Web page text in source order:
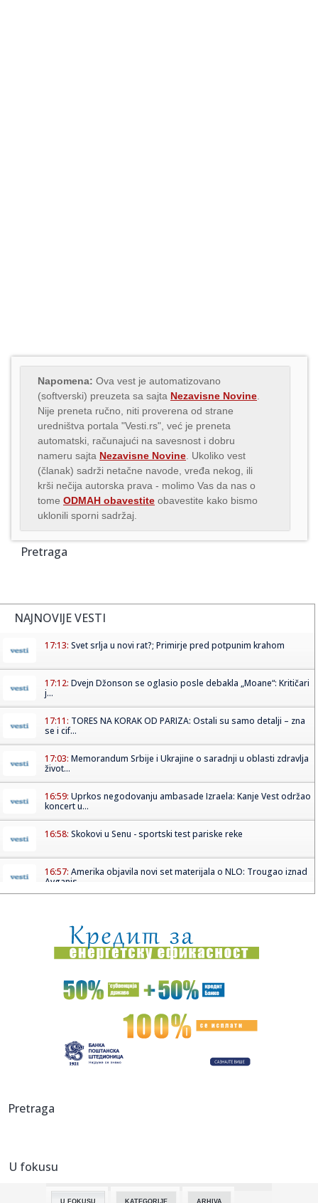
Napomena: Ova vest je automatizovano
(softverski) preuzeta sa sajta Nezavisne Novine
Nije preneta ručno, niti proverena od strane
uredništva portala "Vesti.rs", već je preneta
automatski, računajući na savesnost i dobru
nameru sajta Nezavisne Novine . Ukoliko vest
(članak) sadrži netačne navode, vređa nekog, ili
krši nečija autorska prava - molimo Vas da nas o
tome ODMAH obavestite obavestite kako bismo
uklonili sporni sadržaj.
Pretraga
NAJNOVIJE VESTI
17:13: Svet srlja u novi rat?; Primirje pred potpunim krahom
17:12: Dvejn Džonson se oglasio posle debakla „Moane“: Kritičari
j...
17:11: TORES NA KORAK OD PARIZA: Ostali su samo detalji – zna
se i cif...
17:03: Memorandum Srbije i Ukrajine o saradnji u oblasti zdravlja
život...
16:59: Uprkos negodovanju ambasade Izraela: Kanje Vest održao
koncert u...
16:58: Skokovi u Senu - sportski test pariske reke
16:57: Amerika objavila novi set materijala o NLO: Trougao iznad
Avganis...
16:52:Trener Minesote o Goberu: "Žalosno je koliko kritika
dobija"
16:48:Broj žrtava pucnjave u školi na Tajlandu porastao na devet
Saša Tomić SRCE Vranje: Troškovi za građane i parking, a
16:43:Haos kod Omana: Nepoznati projektil pogodio brod FOTO
16:42:
Pretraga
U fokusu
U FOKUSU KATEGORIJE ARHIVA